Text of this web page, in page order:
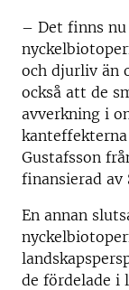
– Det finns
och djurliv än
också att de
avverkning i
Gustafsson
finansierad av
En annan
de fördelade i